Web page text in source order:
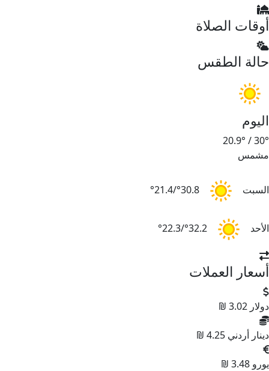
أوقات الصلاة
حالة الطقس
اليوم
30°
/
20.9°
مشمس
السبت 30.8°/21.4°
الأحد 32.2°/22.3°
أسعار العملات
دولار 3.02 ₪
دينار أردني 4.25 ₪
يورو 3.48 ₪